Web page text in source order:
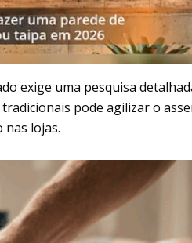
exige uma pesquisa
pode agilizar o
lojas.